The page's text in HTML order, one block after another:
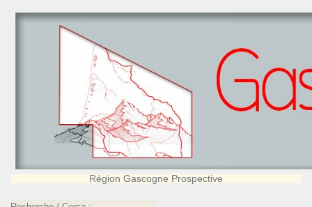
Région Gascogne Prospective